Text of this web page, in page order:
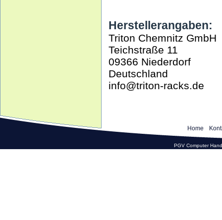
Herstellerangaben:
Triton Chemnitz GmbH
Teichstraße 11
09366 Niederdorf
Deutschland
info@triton-racks.de
Home
PGV Computer